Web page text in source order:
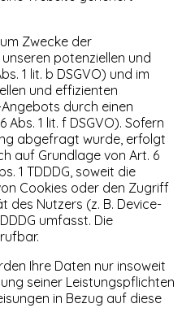
Zwecke der
potenziellen und
1 lit. b DSGVO) und im
und effizienten
durch einen
1 lit. f DSGVO). Sofern
abgefragt wurde, erfolgt
auf Grundlage von Art. 6
1 TDDDG, soweit die
Cookies oder den Zugriff
des Nutzers (z. B. Device-
umfasst. Die
Ihre Daten nur insoweit
seiner Leistungspflichten
in Bezug auf diese